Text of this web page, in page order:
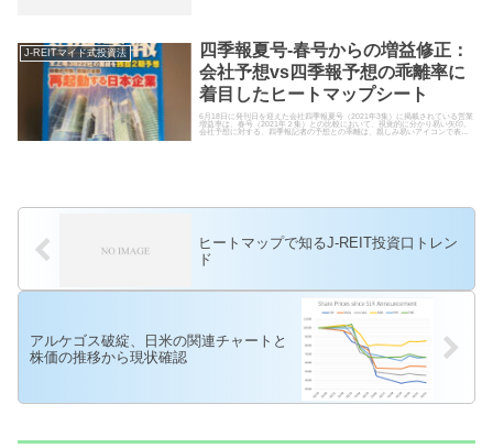
J-REITマイド式投資法
四季報夏号-春号からの増益修正：
会社予想vs四季報予想の乖離率に
着目したヒートマップシート
6月18日に発刊日を迎えた会社四季報夏号（2021年3集）に掲載されている営業
増益率は、春号（2021年２集）との比較において、視覚的に分かり易い矢印。
会社予想に対する、四季報記者の予想との乖離は、親しみ易いアイコンで表現
ヒートマップで知るJ-REIT投資口トレン
ド
アルケゴス破綻、日米の関連チャートと
株価の推移から現状確認